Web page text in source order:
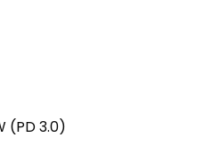
(PD 3.0)